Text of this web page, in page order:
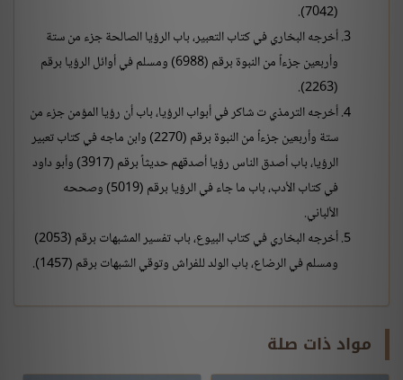
(7042).
أخرجه البخاري في كتاب التعبير، باب الرؤيا الصالحة جزء من ستة
وأربعين جزءاً من النبوة برقم (6988) ومسلم في أوائل الرؤيا برقم
(2263).
أخرجه الترمذي ت شاكر في أبواب الرؤيا، باب أن رؤيا المؤمن جزء من
ستة وأربعين جزءاً من النبوة برقم (2270) وابن ماجه في كتاب تعبير
الرؤيا، باب أصدق الناس رؤيا أصدقهم حديثاً برقم (3917) وأبو داود
في كتاب الأدب، باب ما جاء في الرؤيا برقم (5019) وصححه
الألباني.
أخرجه البخاري في كتاب البيوع، باب تفسير المشبهات برقم (2053)
ومسلم في الرضاع، باب الولد للفراش وتوقي الشبهات برقم (1457).
مواد ذات صلة